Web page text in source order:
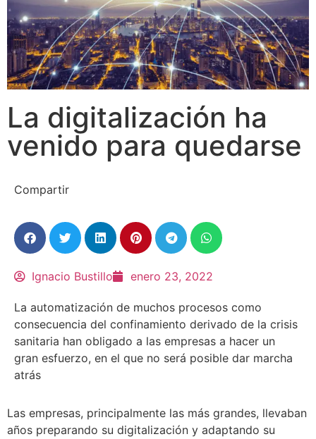
La digitalización ha
venido para quedarse
Compartir
Ignacio Bustillo enero 23, 2022
La automatización de muchos procesos como
consecuencia del confinamiento derivado de la crisis
sanitaria han obligado a las empresas a hacer un
gran esfuerzo, en el que no será posible dar marcha
atrás
Las empresas, principalmente las más grandes, llevaban
años preparando su digitalización y adaptando su